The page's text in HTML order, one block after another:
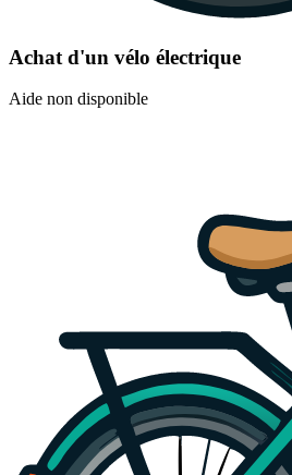
Achat d'un vélo électrique
Aide non disponible